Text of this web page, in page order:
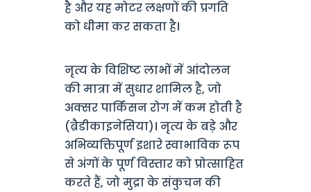
है और यह मोटर लक्षणों की प्रगति
को धीमा कर सकता है।
नृत्य के विशिष्ट लाभों में आंदोलन
की मात्रा में सुधार शामिल है, जो
अक्सर पार्किंसन रोग में कम होती है
(ब्रैडीकाइनेसिया)। नृत्य के बड़े और
अभिव्यक्तिपूर्ण इशारे स्वाभाविक रूप
से अंगों के पूर्ण विस्तार को प्रोत्साहित
करते हैं, जो मुद्रा के संकुचन की